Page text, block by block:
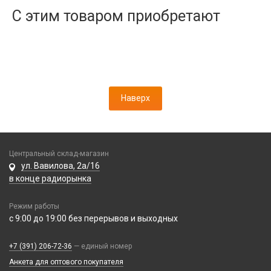
С этим товаром приобретают
Камеры
Проклейки
Шлейфы
АЗУ
АЗУ + FM-модулятор
АЗУ + кабель
Кабели
3 в 1
4 в 1
Компьютерная периферия
Аксессуары для ПК
Наверх
Центральный склад-магазин
ул. Вавилова, 2а/16
в конце радиорынка
Режим работы
с 9:00 до 19:00 без перерывов и выходных
+7 (391) 206-72-36 — единый номер
Анкета для оптового покупателя